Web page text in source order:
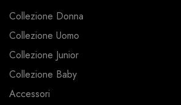
Collezione Donna
Collezione Uomo
Collezione Junior
Collezione Baby
Accessori